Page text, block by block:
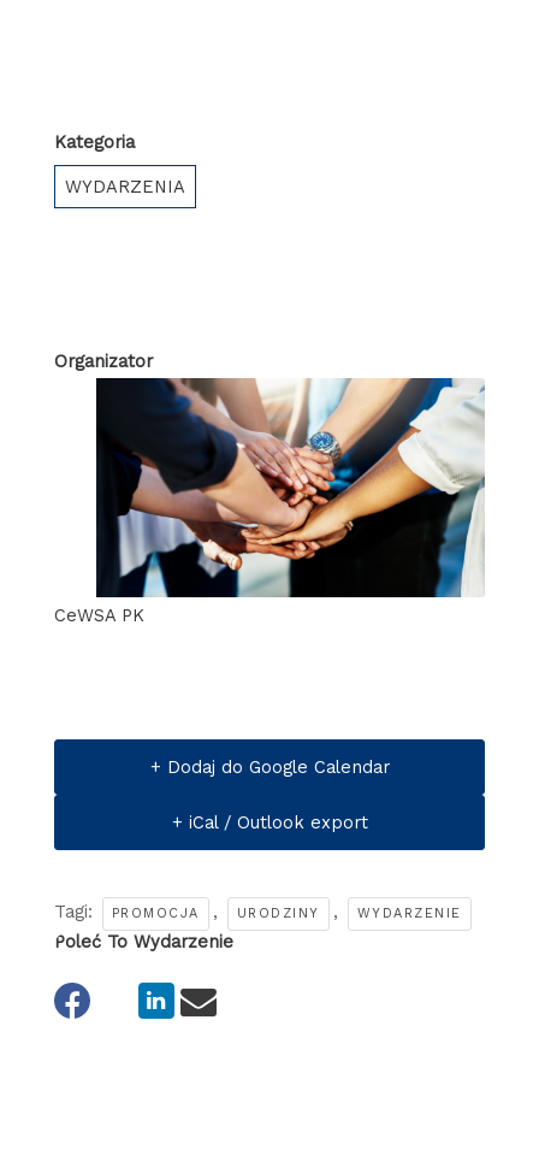
Kategoria
WYDARZENIA
Organizator
CeWSA PK
+ Dodaj do Google Calendar
+ iCal / Outlook export
Tagi: PROMOCJA , URODZINY , WYDARZENIE
Poleć To Wydarzenie